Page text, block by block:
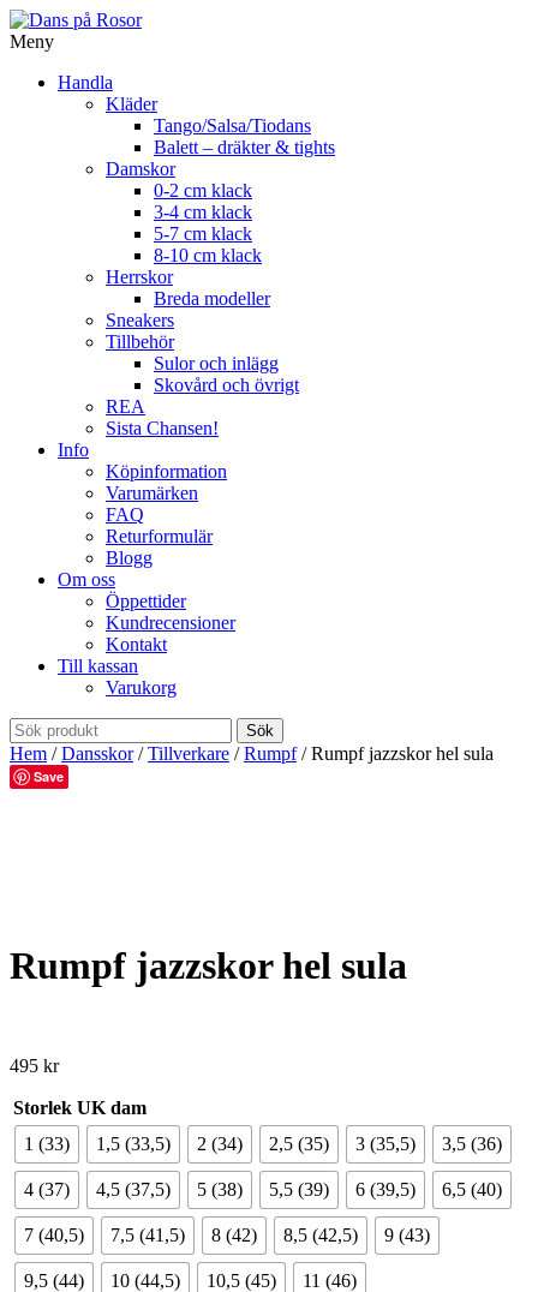
Skip
to
Meny
Handla
Kläder
Tango/Salsa/Tiodans
Balett – dräkter & tights
Damskor
0-2 cm klack
3-4 cm klack
5-7 cm klack
8-10 cm klack
Herrskor
Breda modeller
Sneakers
Tillbehör
Sulor och inlägg
Skovård och övrigt
REA
Sista Chansen!
Info
Köpinformation
Varumärken
FAQ
Returformulär
Blogg
Om oss
Öppettider
Kundrecensioner
Kontakt
Till kassan
Varukorg
Hem /Dansskor/Tillverkare /Rumpf/ Rumpf jazzskor hel sula
Save
Rumpf jazzskor hel sula
495 kr
Storlek UK dam
1 (33)
1,5 (33,5) 2 (34) 2,5 (35) 3 (35,5) 3,5 (36)
4 (37) 4,5 (37,5) 5 (38) 5,5 (39) 6 (39,5) 6,5 (40)
7 (40,5) 7,5 (41,5) 8 (42) 8,5 (42,5) 9 (43)
9,5 (44) 10 (44,5) 10,5 (45)
11 (46)